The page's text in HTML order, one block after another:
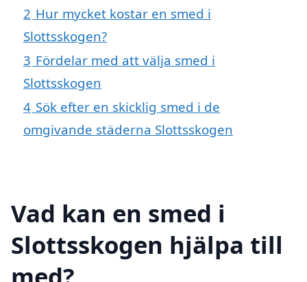
2 Hur mycket kostar en smed i
Slottsskogen?
3 Fördelar med att välja smed i
Slottsskogen
4 Sök efter en skicklig smed i de
omgivande städerna Slottsskogen
Vad kan en smed i
Slottsskogen hjälpa till